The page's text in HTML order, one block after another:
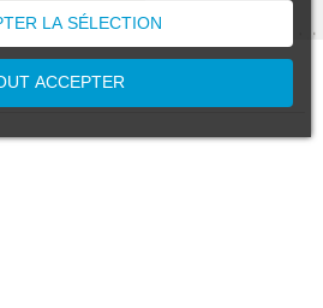
LA SÉLECTION
ACCEPTER